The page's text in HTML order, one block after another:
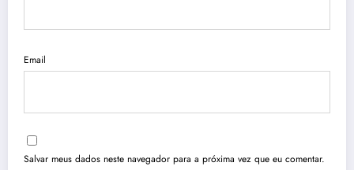
Email
Salvar meus dados neste navegador para a próxima vez que eu comentar.